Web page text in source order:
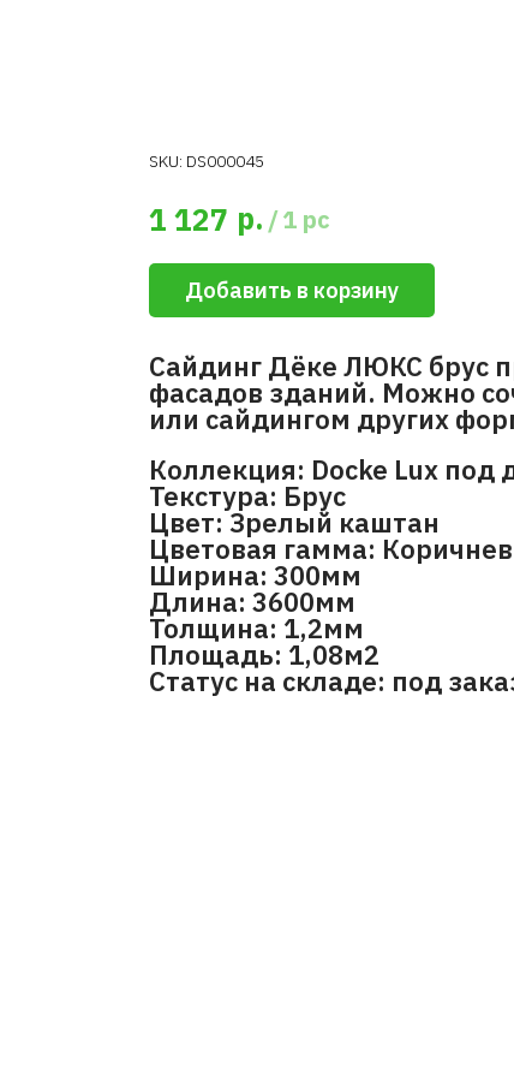
SKU: DS000045
1 127 р. /1 pc
Добавить в корзину
Сайдинг Дёке ЛЮКС брус
фасадов зданий. Можно
или сайдингом других
Коллекция: Docke Lux под
Текстура: Брус
Цвет: Зрелый каштан
Цветовая гамма:
Ширина: 300мм
Длина: 3600мм
Толщина: 1,2мм
Площадь: 1,08м2
Статус на складе: под